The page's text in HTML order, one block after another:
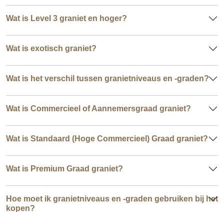
Wat is Level 3 graniet en hoger?
Wat is exotisch graniet?
Wat is het verschil tussen granietniveaus en -graden?
Wat is Commercieel of Aannemersgraad graniet?
Wat is Standaard (Hoge Commercieel) Graad graniet?
Wat is Premium Graad graniet?
Hoe moet ik granietniveaus en -graden gebruiken bij het
kopen?